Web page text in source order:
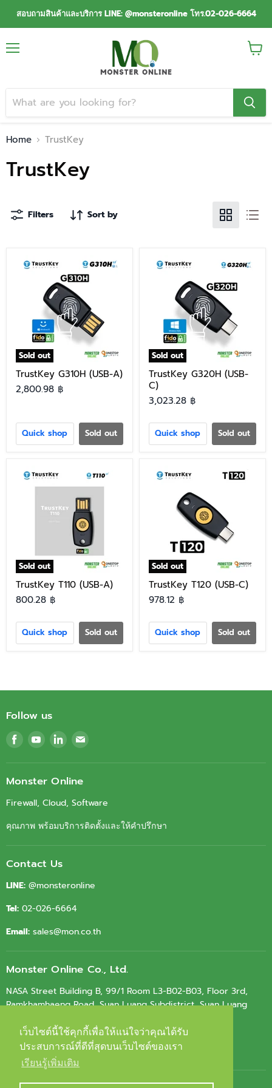
เว็บไซต์นี้ใช้คุกกี้เพื่อให้แน่ใจว่าคุณได้รับ
ประสบการณ์ที่ดีที่สุดบนเว็บไซต์ของเรา
เรียนรู้เพิ่มเติม
เว็บไซต์นี้ใช้คุกกี้เพื่อให้แน่ใจว่าคุณได้รับ
ประสบการณ์ที่ดีที่สุดบนเว็บไซต์ของเรา
เรียนรู้เพิ่มเติม
สอบถามสินค้าและบริการ LINE: @monsteronline โทร.02-026-6664
View
Home TrustKey
TrustKey
Filters Sort by
Sold out
TrustKey G310H (USB-A)
2,800.98 ฿
Quick shop Sold out
Sold out
TrustKey G320H (USB-
C)
3,023.28 ฿
Quick shop Sold out
Sold out
TrustKey T110 (USB-A)
800.28 ฿
Quick shop Sold out
Sold out
TrustKey T120 (USB-C)
978.12 ฿
Quick shop Sold out
Follow us
Find
us
on
Facebook
Find
us
on
Youtube
Find
us
on
LinkedIn
Find
on
Monster Online
Firewall, Cloud, Software
คุณภาพ พร้อมบริการติดตั้งและให้คำปรึกษา
Contact Us
LINE: @monsteronline
Tel: 02-026-6664
Email: sales@mon.co.th
Monster Online Co., Ltd.
NASA Street Building B, 99/1 Room L3-B02-B03, Floor 3rd,
Ramkhamhaeng Road, Suan Luang Subdistrict, Suan Luang
Tax ID.
0105564010603